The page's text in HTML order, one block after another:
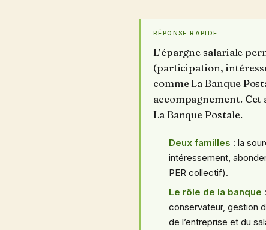
RÉPONSE RAPIDE
L’épargne salariale
(participation,
comme La Banque
accompagnement.
La Banque Postale.
Deux familles : la
intéressement,
PER collectif).
Le rôle de la banque
conservateur, gestion
de l’entreprise et du